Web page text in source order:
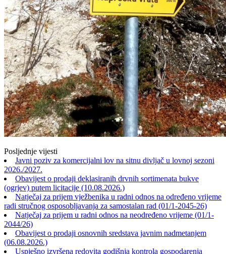
Posljednje vijesti
Javni poziv za komercijalni lov na sitnu divljač u lovnoj sezoni
2026./2027.
Obavijest o prodaji deklasiranih drvnih sortimenata bukve
(ogrjev) putem licitacije (10.08.2026.)
Natječaj za prijem vježbenika u radni odnos na određeno vrijeme
radi stručnog osposobljavanja za samostalan rad (01/1-2045-26)
Natječaj za prijem u radni odnos na neodređeno vrijeme (01/1-
2044/26)
Obavijest o prodaji osnovnih sredstava javnim nadmetanjem
(06.08.2026.)
Uspješno izvršena redovita godišnja kontrola gospodarenja